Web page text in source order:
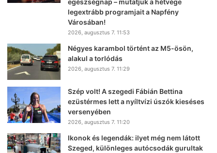
legextrább programjait a Napfény
Városában!
2026, augusztus 7. 11:53
Négyes karambol történt az M5-ösön,
alakul a torlódás
2026, augusztus 7. 11:29
Szép volt! A szegedi Fábián Bettina
ezüstérmes lett a nyíltvízi úszók kieséses
versenyében
2026, augusztus 7. 11:20
Ikonok és legendák: ilyet még nem látott
Szeged, különleges autócsodák gurultak